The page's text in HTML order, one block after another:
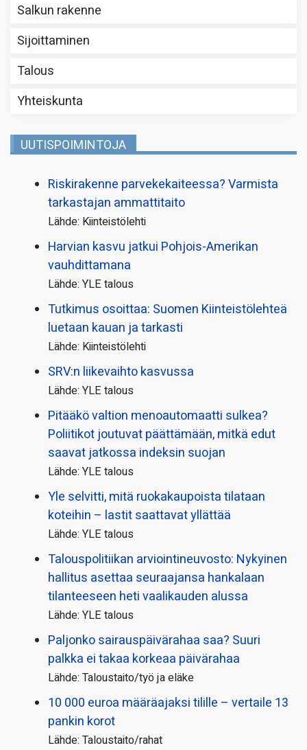
Salkun rakenne
Sijoittaminen
Talous
Yhteiskunta
UUTISPOIMINTOJA
Riskirakenne parvekekaiteessa? Varmista
tarkastajan ammattitaito
Lähde: Kiinteistölehti
Harvian kasvu jatkui Pohjois-Amerikan
vauhdittamana
Lähde: YLE talous
Tutkimus osoittaa: Suomen Kiinteistölehteä
luetaan kauan ja tarkasti
Lähde: Kiinteistölehti
SRV:n liikevaihto kasvussa
Lähde: YLE talous
Pitääkö valtion menoautomaatti sulkea?
Poliitikot joutuvat päättämään, mitkä edut
saavat jatkossa indeksin suojan
Lähde: YLE talous
Yle selvitti, mitä ruokakaupoista tilataan
koteihin – lastit saattavat yllättää
Lähde: YLE talous
Talous­politiikan arviointi­neuvosto: Nykyinen
hallitus asettaa seuraajansa hankalaan
tilanteeseen heti vaalikauden alussa
Lähde: YLE talous
Paljonko sairauspäivä­rahaa saa? Suuri
palkka ei takaa korkeaa päivärahaa
Lähde: Taloustaito/työ ja eläke
10 000 euroa määräajaksi tilille – vertaile 13
pankin korot
Lähde: Taloustaito/rahat